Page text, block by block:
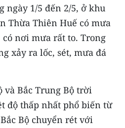
ngày 1/5 đến 2/5, ở khu
Thừa Thiên Huế có mưa
nơi mưa rất to. Trong
xảy ra lốc, sét, mưa đá
và Bắc Trung Bộ trời
độ thấp nhất phổ biến từ
Bộ chuyển rét với